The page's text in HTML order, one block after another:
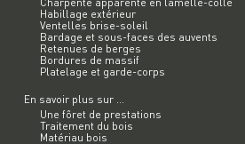
Habillage extérieur
Ventelles brise-soleil
Bardage et sous-faces des auvents
Retenues de berges
Bordures de massif
Platelage et garde-corps
En savoir plus sur ...
Une fôret de prestations
Traitement du bois
Matériau bois